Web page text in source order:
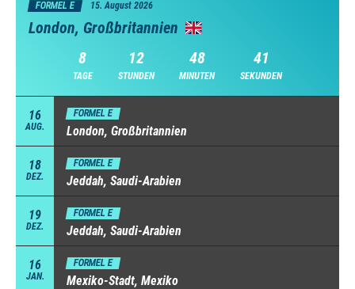
FORMEL E 15. August 2026
London, Großbritannien
8
TAGE
12
STUNDEN
48
MINUTEN
40
SEKUNDEN
16
AUG.
FORMEL E
London, Großbritannien
18
DEZ.
FORMEL E
Jeddah, Saudi-Arabien
19
DEZ.
FORMEL E
Jeddah, Saudi-Arabien
16
JAN.
FORMEL E
Mexiko-Stadt, Mexiko